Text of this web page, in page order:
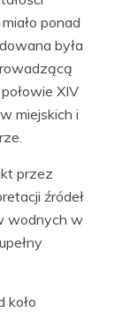
ponad
była
XIV
miejskich i
przez
źródeł
wodnych w
koło